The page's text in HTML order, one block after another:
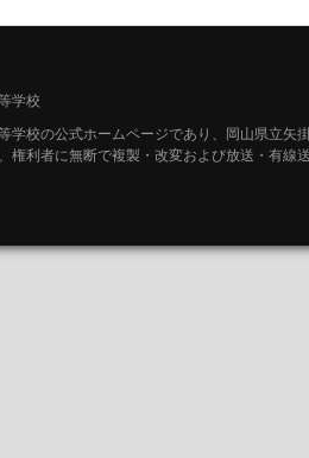
学校
学校の公式ホームページであり、岡山県立矢
権利者に無断で複製・改変および放送・有線